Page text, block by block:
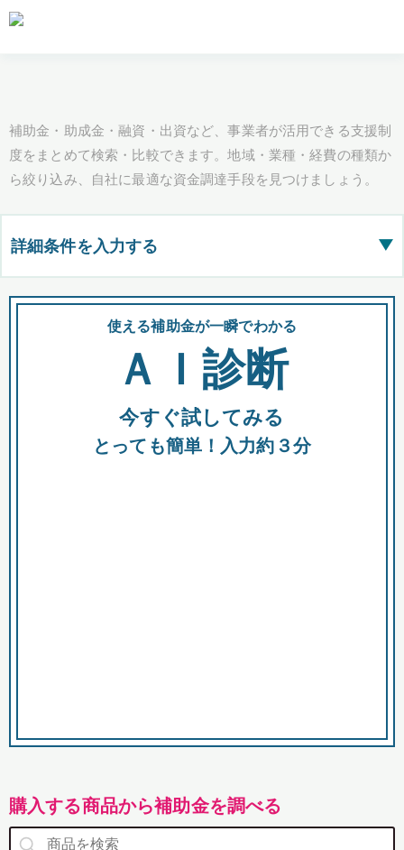
補助金・助成金・融資・出資など、事業者が活用できる支援制
度をまとめて検索・比較できます。地域・業種・経費の種類か
ら絞り込み、自社に最適な資金調達手段を見つけましょう。
詳細条件を入力する ▶
都道府県
全国の検索結果を含めて表示
助成金 融資 出資
使える補助金が一瞬でわかる
ＡＩ診断
今すぐ試してみる
とっても簡単！入力約３分
購入する商品から補助金を調べる